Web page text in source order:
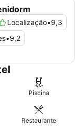
Localização•9,3
•9,2
Piscina
Restaurante